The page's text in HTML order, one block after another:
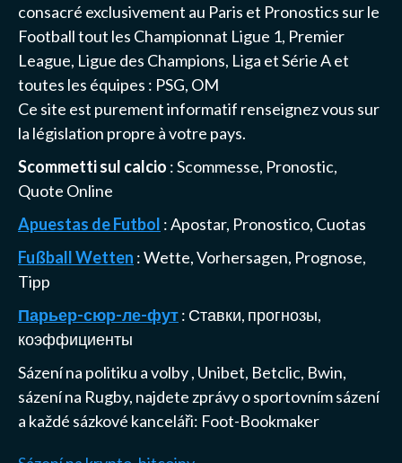
consacré exclusivement au Paris et Pronostics sur le
Football tout les Championnat Ligue 1, Premier
League, Ligue des Champions, Liga et Série A et
toutes les équipes : PSG, OM
Ce site est purement informatif renseignez vous sur
la législation propre à votre pays.
Scommetti sul calcio : Scommesse, Pronostic,
Quote Online
Apuestas de Futbol : Apostar, Pronostico, Cuotas
Fußball Wetten : Wette, Vorhersagen, Prognose,
Tipp
Парьер-сюр-ле-фут: Ставки, прогнозы,
коэффициенты
Sázení na politiku a volby, Unibet, Betclic, Bwin,
sázení na Rugby, najdete zprávy o sportovním sázení
a každé sázkové kanceláři: Foot-Bookmaker